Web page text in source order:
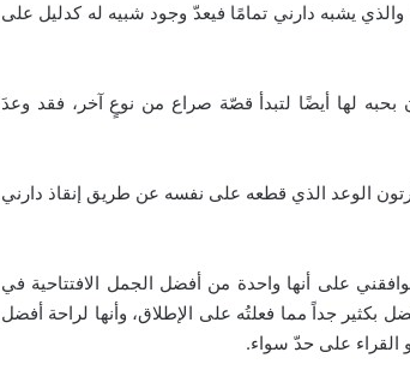
يشبه دارني تمامًا فيعدّ وجود شبيه له كدليل على
لها أيضًا لتبدأ قصّة صراع من نوعٍ آخر، فقد وعدَ
الوعد الذي قطعه على نفسه عن طريق إنقاذ دارني
على أنها واحدة من أفضل الجمل الافتتاحية في
بكثير جداً مما فعلتُه على الإطلاق، وأنها لراحة أفضل
القراء على حدّ سواء.